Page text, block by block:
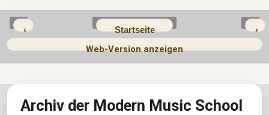
‹ ›
Startseite
Web-Version anzeigen
Archiv der Modern Music School